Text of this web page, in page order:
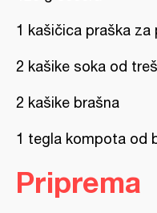
1 kašičica praška za
2 kašike soka od
2 kašike brašna
1 tegla kompota od
Priprema